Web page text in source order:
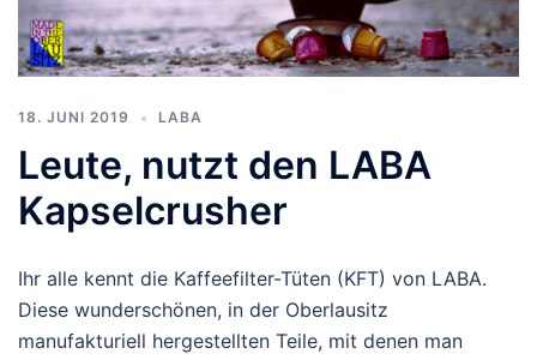
18. JUNI 2019 LABA
Leute, nutzt den LABA
Kapselcrusher
Ihr alle kennt die Kaffeefilter-Tüten (KFT) von LABA.
Diese wunderschönen, in der Oberlausitz
manufakturiell hergestellten Teile, mit denen man